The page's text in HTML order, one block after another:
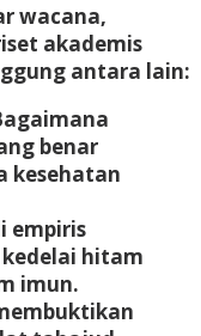
wacana,
akademis
antara lain:
benar
kesehatan
empiris
hitam
imun.